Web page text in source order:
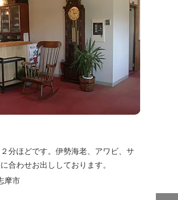
分ほどです。伊勢海老、アワビ、サ
合わせお出ししております。
摩市